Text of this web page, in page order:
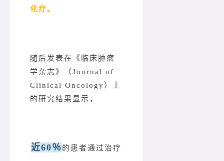
化疗。
随后发表在《临床肿瘤
学杂志》（Journal of
Clinical Oncology）上
的研究结果显示，
近60％的患者通过治疗